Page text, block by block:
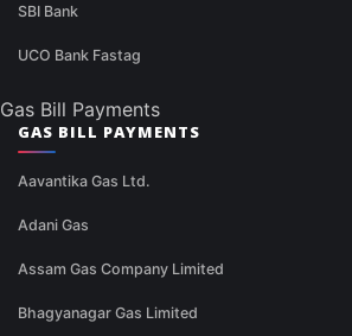
SBI Bank
UCO Bank Fastag
Gas Bill Payments
GAS BILL PAYMENTS
Aavantika Gas Ltd.
Adani Gas
Assam Gas Company Limited
Bhagyanagar Gas Limited